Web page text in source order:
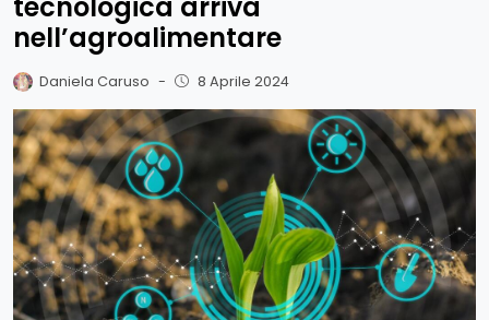
nell’agroalimentare
Daniela Caruso - 8 Aprile 2024